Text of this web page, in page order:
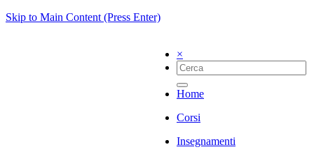
Skip to Main Content (Press Enter)
×
Home
Corsi
Insegnamenti